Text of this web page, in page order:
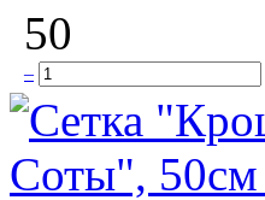
50
–